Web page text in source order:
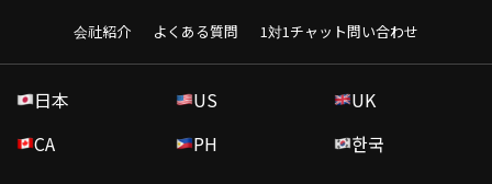
会社紹介 よくある質問 1対1チャット問い合わせ
日本 US
UK
CA
PH 한국